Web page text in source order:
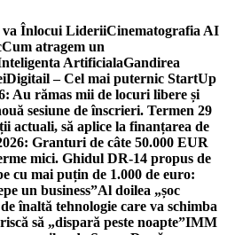
Înlocui LideriiCinematografia AI
Cum atragem un
ArtificialaGandirea
Digitail – Cel mai puternic StartUp
Au rămas mii de locuri libere și
sesiune de înscrieri. Termen 29
actuali, să aplice la finanțarea de
Granturi de câte 50.000 EUR
mici. Ghidul DR-14 propus de
cu mai puțin de 1.000 de euro:
un business”Al doilea „șoc
înaltă tehnologie care va schimba
să „dispară peste noapte”IMM